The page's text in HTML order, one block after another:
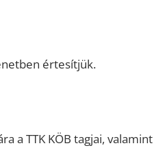
értesítjük.
a TTK KÖB tagjai, valamint